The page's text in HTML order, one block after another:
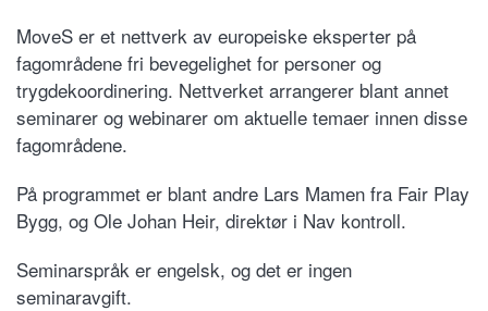
MoveS er et nettverk av europeiske eksperter på
fagområdene fri bevegelighet for personer og
trygdekoordinering. Nettverket arrangerer blant annet
seminarer og webinarer om aktuelle temaer innen disse
fagområdene.
På programmet er blant andre Lars Mamen fra Fair Play
Bygg, og Ole Johan Heir, direktør i Nav kontroll.
Seminarspråk er engelsk, og det er ingen
seminaravgift.